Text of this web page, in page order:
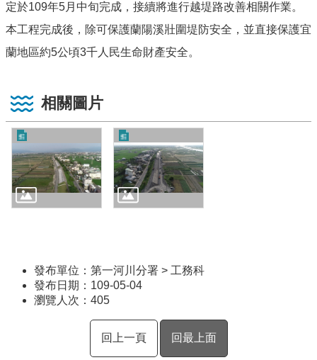
定於109年5月中旬完成，接續將進行越堤路改善相關作業。
本工程完成後，除可保護蘭陽溪壯圍堤防安全，並直接保護宜
蘭地區約5公頃3千人民生命財產安全。
相關圖片
發布單位：第一河川分署 > 工務科
發布日期：109-05-04
瀏覽人次： 405
回上一頁 回最上面